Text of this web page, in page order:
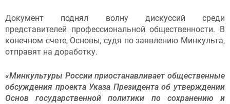
Документ поднял волну дискуссий среди
представителей профессиональной общественности. В
конечном счете, Основы, судя по заявлению Минкульта,
отправят на доработку.
«Минкультуры России приостанавливает общественные
обсуждения проекта Указа Президента об утверждении
Основ государственной политики по сохранению и